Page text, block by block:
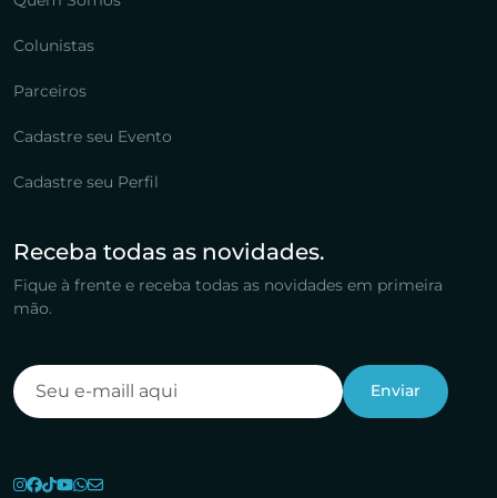
Colunistas
Parceiros
Cadastre seu Evento
Cadastre seu Perfil
Receba todas as novidades.
Fique à frente e receba todas as novidades em primeira
mão.